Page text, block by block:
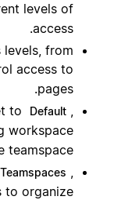
levels of
access.
levels, from
access to
pages.
to Default ,
workspace
teamspace.
Teamspaces ,
to organize